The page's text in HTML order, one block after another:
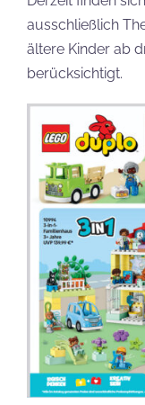
ausschließlich
ältere Kinder ab
berücksichtigt.